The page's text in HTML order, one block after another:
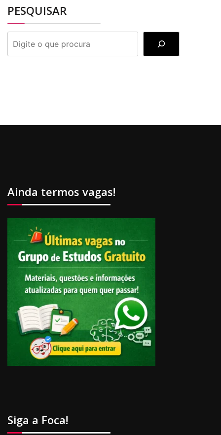
PESQUISAR
PESQUISAR
Ainda termos vagas!
Siga a Foca!